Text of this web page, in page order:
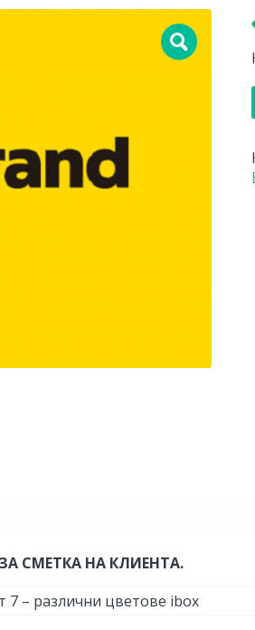
СМЕТКА НА КЛИЕНТА.
7 – различни цветове ibox